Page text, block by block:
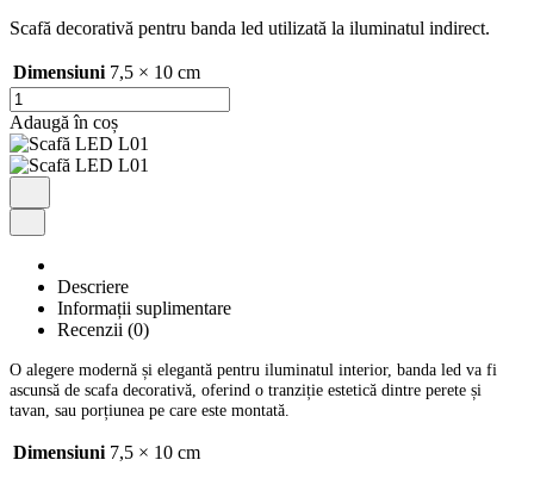
Scafă decorativă pentru banda led utilizată la iluminatul indirect.
Dimensiuni 7,5 × 10 cm
Cantitate
Scafă
LED
L01
Adaugă în coș
Descriere
Informații suplimentare
Recenzii (0)
O alegere modernă și elegantă pentru iluminatul interior, banda led va fi
ascunsă de scafa decorativă, oferind o tranziție estetică dintre perete și
tavan, sau porțiunea pe care este montată.
Dimensiuni 7,5 × 10 cm